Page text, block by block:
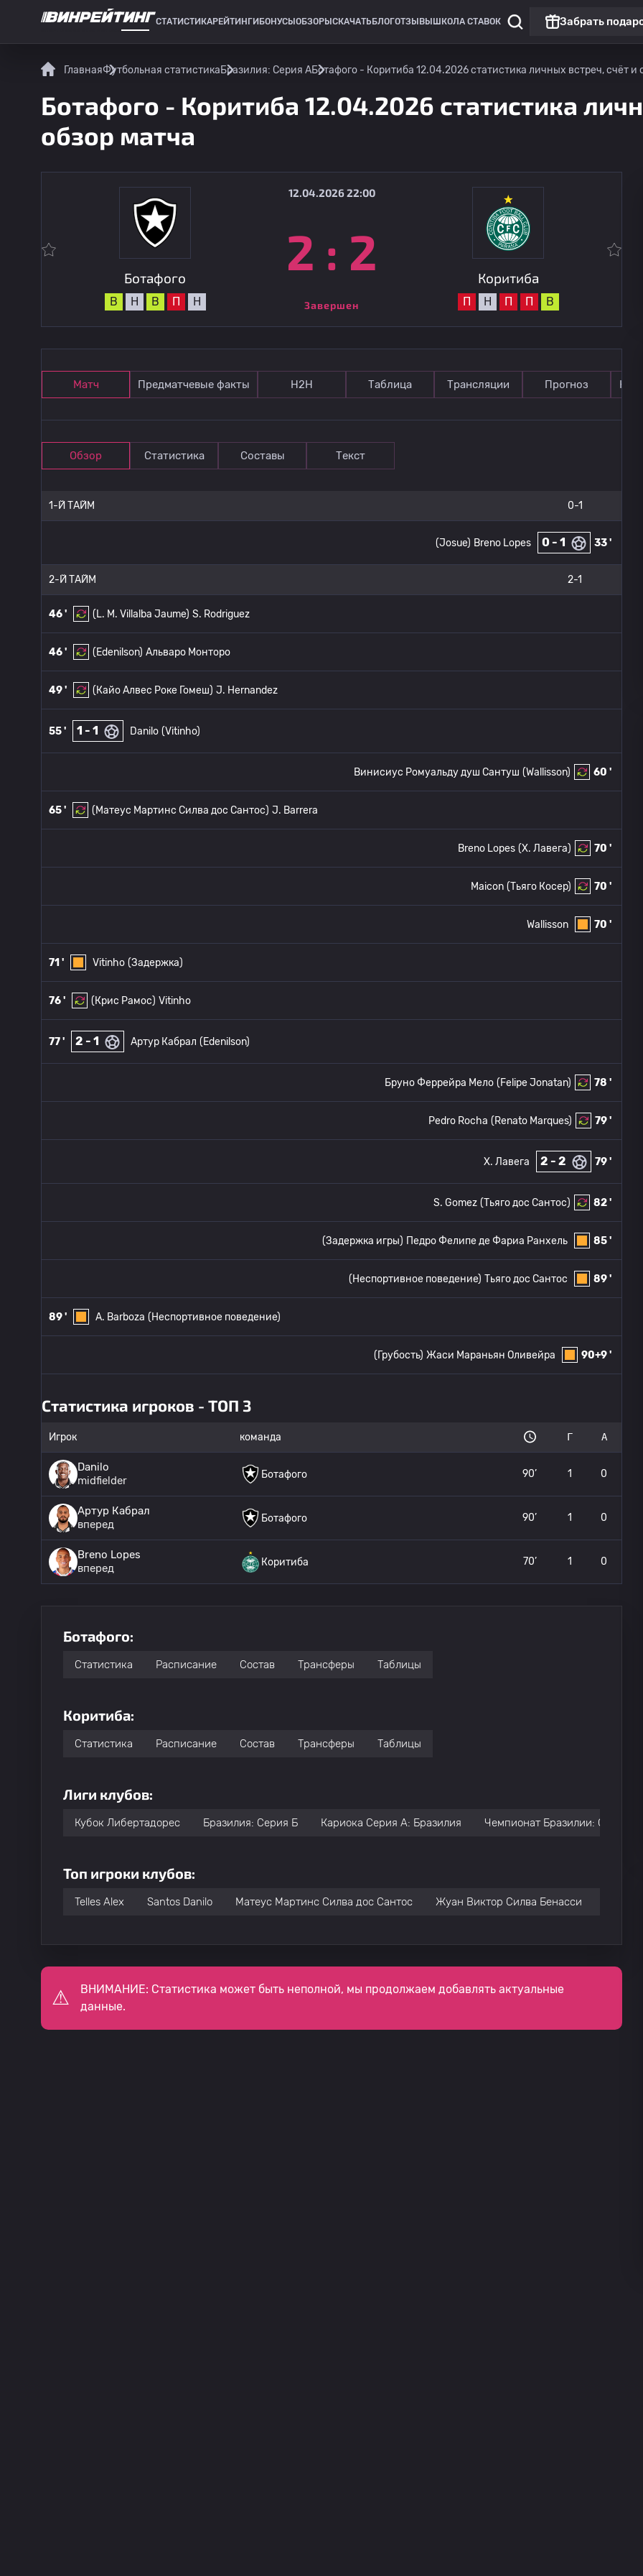
СТАТИСТИКАРЕЙТИНГИ БОНУСЫ ОБЗОРЫ СКАЧАТЬ БЛОГОТЗЫВЫ ШКОЛА СТАВОК Забрать
ГлавнаяФутбольная статистикаБразилия: Серия АБотафого - Коритиба 12.04.2026 статистика личных встреч, счёт и
Ботафого - Коритиба 12.04.2026 статистика
обзор матча
Ботафого
В Н В П Н
12.04.2026 22:00
2 : 2
Завершен
Коритиба
П Н П П В
Матч Предматчевые факты Н2Н Таблица Трансляции Прогноз
Обзор Статистика Составы Текст
1-Й ТАЙМ 0-1
33 '
0 - 1
Breno Lopes
(Josue)
2-Й ТАЙМ 2-1
46 ' (L. M. Villalba Jaume) S. Rodriguez
46 ' (Edenilson) Альваро Монторо
49 ' (Кайо Алвес Роке Гомеш) J. Hernandez
55 ' 1 - 1 Danilo (Vitinho)
60 '
(Wallisson)
Винисиус Ромуальду душ Сантуш
65 ' (Матеус Мартинс Силва дос Сантос) J. Barrera
70 '
(Х. Лавега)
Breno Lopes
70 '
(Тьяго Косер)
Maicon
70 '
Wallisson
71 ' Vitinho (Задержка)
76 ' (Крис Рамос) Vitinho
77 ' 2 - 1 Артур Кабрал (Edenilson)
78 '
(Felipe Jonatan)
Бруно Феррейра Мело
79 '
(Renato Marques)
Pedro Rocha
79 '
2 - 2
Х. Лавега
82 '
(Тьяго дос Сантос)
S. Gomez
85 '
Педро Фелипе де Фариа Ранхель
(Задержка игры)
89 '
Тьяго дос Сантос
(Неспортивное поведение)
89 ' A. Barboza (Неспортивное поведение)
90+9 '
Жаси Мараньян Оливейра
(Грубость)
Статистика игроков - ТОП 3
Игрок команда Г А
Danilo
midfielder
Ботафого 90’ 1 0
Артур Кабрал
вперед
Ботафого 90’ 1 0
Breno Lopes
вперед
Коритиба 70’ 1 0
Ботафого:
Статистика Расписание Состав Трансферы Таблицы
Коритиба:
Статистика Расписание Состав Трансферы Таблицы
Лиги клубов:
Кубок Либертадорес Бразилия: Серия Б Кариока Серия А: Бразилия Чемпионат Бразилии: Серия А
Топ игроки клубов:
Telles Alex Santos Danilo Матеус Мартинс Силва дос Сантос Жуан Виктор Силва Бенасси
ВНИМАНИЕ: Статистика может быть неполной, мы продолжаем добавлять актуальные
данные.
Чемпионат Бразилии: Серия А
Коритиба
Шапекоэнсе
09.08